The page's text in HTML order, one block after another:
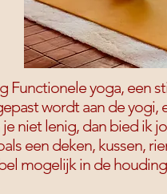
yoga, een
wordt aan de yogi,
niet lenig, dan bied ik
een deken, kussen,
mogelijk in de